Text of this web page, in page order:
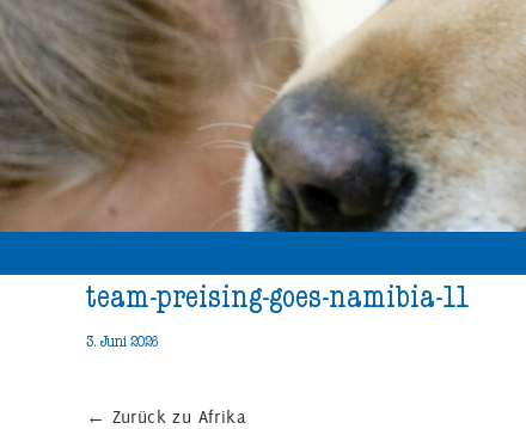
team-preising-goes-namibia-11
3. Juni 2026
← Zurück zu Afrika